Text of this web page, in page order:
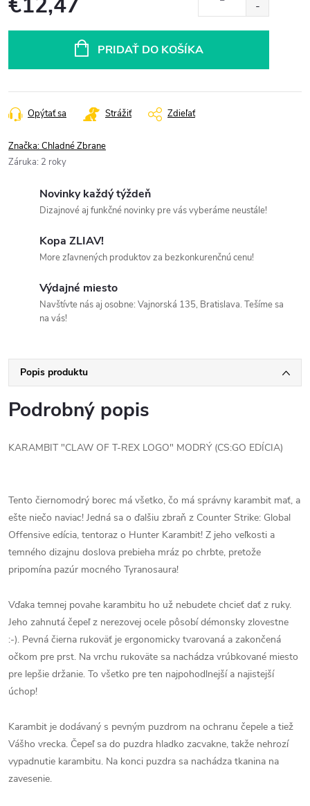
PRIDAŤ DO KOŠÍKA
Opýtať sa Strážiť Zdieľať
Značka:Chladné Zbrane
Záruka: 2 roky
Novinky každý týždeň
Dizajnové aj funkčné novinky pre vás vyberáme neustále!
Kopa ZLIAV!
More zľavnených produktov za bezkonkurenčnú cenu!
Výdajné miesto
Navštívte nás aj osobne: Vajnorská 135, Bratislava. Tešíme sa
na vás!
Popis produktu
Podrobný popis
KARAMBIT "CLAW OF T-REX LOGO" MODRÝ (CS:GO EDÍCIA)
Tento čiernomodrý borec má všetko, čo má správny karambit mať, a
ešte niečo naviac! Jedná sa o ďalšiu zbraň z Counter Strike: Global
Offensive edícia, tentoraz o Hunter Karambit! Z jeho veľkosti a
temného dizajnu doslova prebieha mráz po chrbte, pretože
pripomína pazúr mocného Tyranosaura!
Vďaka temnej povahe karambitu ho už nebudete chcieť dať z ruky.
Jeho zahnutá čepeľ z nerezovej ocele pôsobí démonsky zlovestne
:-). Pevná čierna rukoväť je ergonomicky tvarovaná a zakončená
očkom pre prst. Na vrchu rukoväte sa nachádza vrúbkované miesto
pre lepšie držanie. To všetko pre ten najpohodlnejší a najistejší
úchop!
Karambit je dodávaný s pevným puzdrom na ochranu čepele a tiež
Vášho vrecka. Čepeľ sa do puzdra hladko zacvakne, takže nehrozí
vypadnutie karambitu. Na konci puzdra sa nachádza tkanina na
zavesenie.